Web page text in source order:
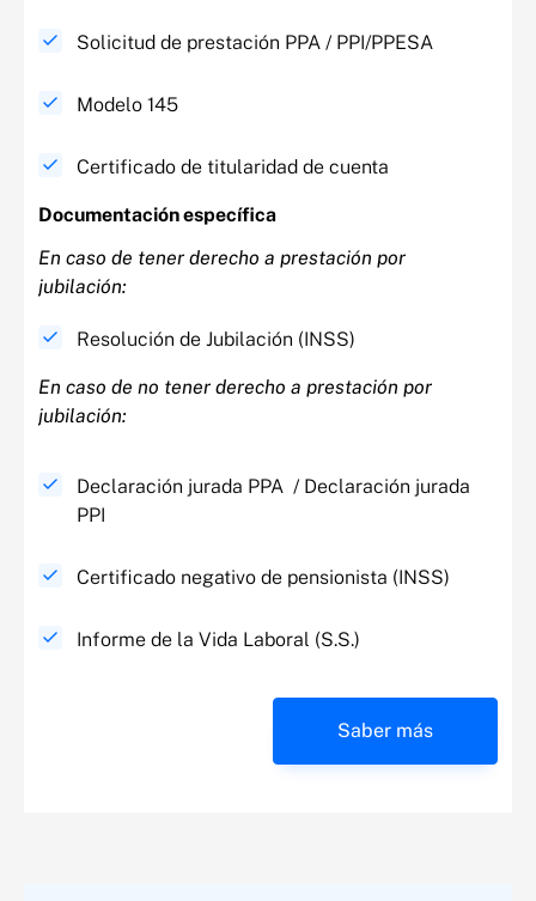
Solicitud de prestación PPA / PPI/PPESA
Modelo 145
Certificado de titularidad de cuenta
Documentación específica​
En caso de tener derecho a prestación por
jubilación:​
Resolución de Jubilación (INSS)
En caso de no tener derecho a prestación por
jubilación:​
Declaración jurada PPA / Declaración jurada
PPI
Certificado negativo de pensionista (INSS)
Informe de la Vida Laboral (S.S.)
Saber más